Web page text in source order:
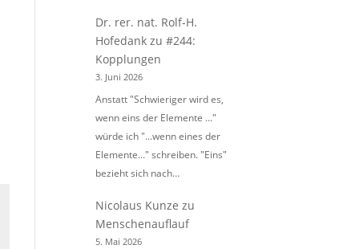
Dr. rer. nat. Rolf-H.
Hofedank zu#244:
Kopplungen
3. Juni 2026
Anstatt "Schwieriger wird es,
wenn eins der Elemente ..."
würde ich "...wenn eines der
Elemente..." schreiben. "Eins"
bezieht sich nach…
Nicolaus Kunze zu
Menschenauflauf
5. Mai 2026